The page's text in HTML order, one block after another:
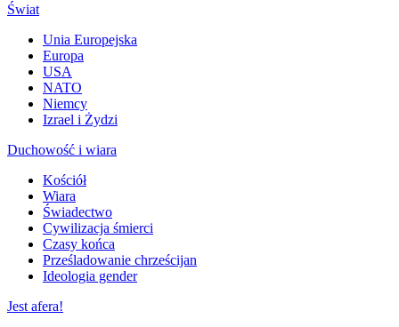
Świat
Unia Europejska
Europa
USA
NATO
Niemcy
Izrael i Żydzi
Duchowość i wiara
Kościół
Wiara
Świadectwo
Cywilizacja śmierci
Czasy końca
Prześladowanie chrześcijan
Ideologia gender
Jest afera!